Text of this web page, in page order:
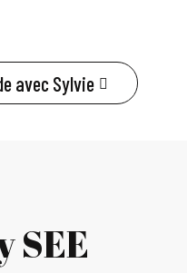
avec Sylvie